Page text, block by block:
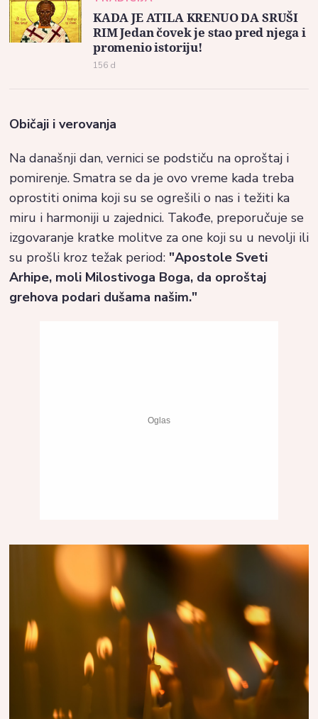
KADA JE ATILA KRENUO DA SRUŠI
RIM Jedan čovek je stao pred njega i
promenio istoriju!
156 d
Običaji i verovanja
Na današnji dan, vernici se podstiču na oproštaj i
pomirenje. Smatra se da je ovo vreme kada treba
oprostiti onima koji su se ogrešili o nas i težiti ka
miru i harmoniji u zajednici. Takođe, preporučuje se
izgovaranje kratke molitve za one koji su u nevolji ili
su prošli kroz težak period: "Apostole Sveti
Arhipe, moli Milostivoga Boga, da oproštaj
grehova podari dušama našim."​